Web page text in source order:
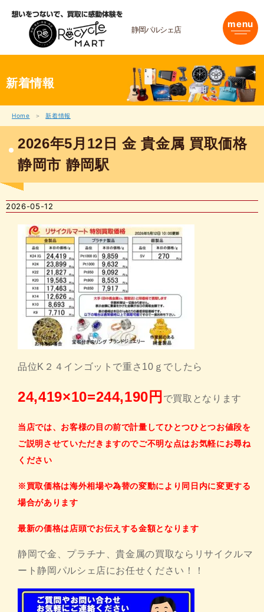
静岡パルシェ店 menu
新着情報
Home 新着情報
2026年5月12日 金 貴金属 買取価格
静岡市 静岡駅
2026-05-12
品位K２４インゴットで重さ10ｇでしたら
24,419×10=244,190 円 で買取となります
当店では、お客様の目の前で計量してひとつひとつお値段を
ご説明させていただきますのでご不明な点はお気軽にお尋ね
ください
※買取価格は海外相場や為替の変動により同日内に変更する
場合があります
最新の価格は店頭でお伝えする金額となります
静岡で金、プラチナ、貴金属の買取ならリサイクルマ
ート静岡パルシェ店にお任せください！！